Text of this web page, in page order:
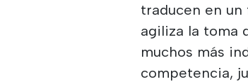
traducen en un
agiliza la toma
muchos más
competencia,